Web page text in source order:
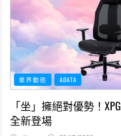
業界動態 ADATA
「坐」擁絕對優勢！
全新登場